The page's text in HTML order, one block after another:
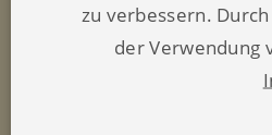
zu verbessern.
der Verwendung